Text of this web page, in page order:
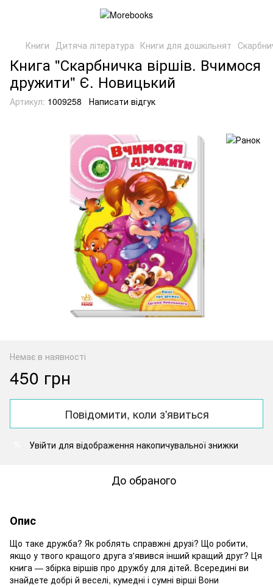
Книги Дитяча література Книги для дошкільнят
Книга "Скарбничка віршів. Вчимося
дружити" Є. Новицький
Артикул: 1009258 Написати відгук
Немає в наявності
450 грн
Повідомити, коли з'явиться
Увійти для відображення накопичувальної знижки
До обраного
Опис
Що таке дружба? Як роблять справжні друзі? Що робити,
якщо у твого кращого друга з'явився інший кращий друг? Ця
книга — збірка віршів про дружбу для дітей. Всередині ви
знайдете добрі й веселі, кумедні і сумні вірші Вони